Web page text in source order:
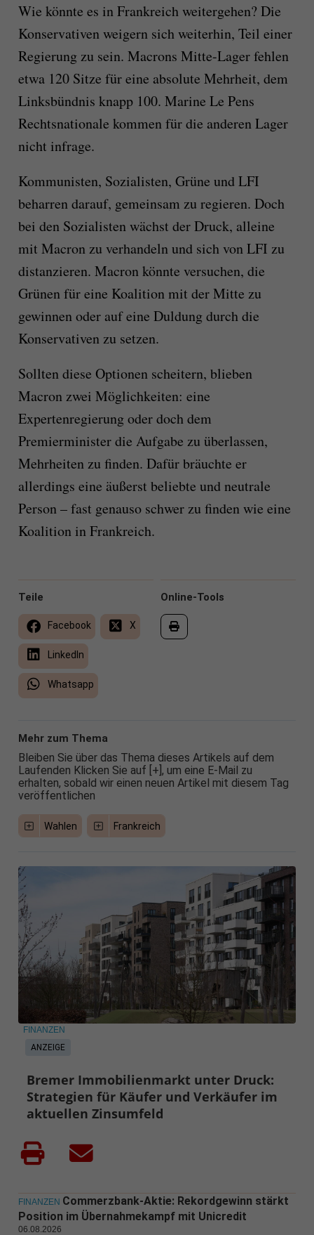
Wie könnte es in Frankreich weitergehen? Die
Konservativen weigern sich weiterhin, Teil einer
Regierung zu sein. Macrons Mitte-Lager fehlen
etwa 120 Sitze für eine absolute Mehrheit, dem
Linksbündnis knapp 100. Marine Le Pens
Rechtsnationale kommen für die anderen Lager
nicht infrage.
Kommunisten, Sozialisten, Grüne und LFI
beharren darauf, gemeinsam zu regieren. Doch
bei den Sozialisten wächst der Druck, alleine
mit Macron zu verhandeln und sich von LFI zu
distanzieren. Macron könnte versuchen, die
Grünen für eine Koalition mit der Mitte zu
gewinnen oder auf eine Duldung durch die
Konservativen zu setzen.
Sollten diese Optionen scheitern, blieben
Macron zwei Möglichkeiten: eine
Expertenregierung oder doch dem
Premierminister die Aufgabe zu überlassen,
Mehrheiten zu finden. Dafür bräuchte er
allerdings eine äußerst beliebte und neutrale
Person – fast genauso schwer zu finden wie eine
Koalition in Frankreich.
Online-Tools
Teile
Facebook X
LinkedIn
Whatsapp
Mehr zum Thema
Bleiben Sie über das Thema dieses Artikels auf dem
Laufenden Klicken Sie auf [+], um eine E-Mail zu
erhalten, sobald wir einen neuen Artikel mit diesem Tag
veröffentlichen
Wahlen Frankreich
ANZEIGE
FINANZEN
Bremer Immobilienmarkt unter Druck:
Strategien für Käufer und Verkäufer im
aktuellen Zinsumfeld
FINANZEN Commerzbank-Aktie: Rekordgewinn stärkt
Position im Übernahmekampf mit Unicredit
06.08.2026